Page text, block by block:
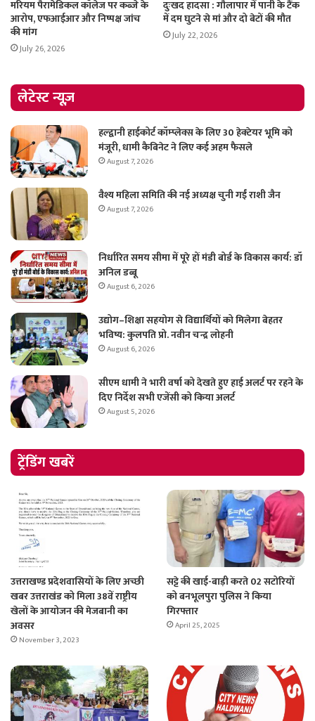
मरियम पैरामेडिकल कॉलेज पर कब्जे के
आरोप, एफआईआर और निष्पक्ष जांच
की मांग
July 26, 2026
दुःखद हादसा : गौलापार में पानी के टैंक
में दम घुटने से मां और दो बेटों की मौत
July 22, 2026
लेटेस्ट न्यूज़
हल्द्वानी हाईकोर्ट कॉम्प्लेक्स के लिए 30 हेक्टेयर भूमि को
मंजूरी, धामी कैबिनेट ने लिए कई अहम फैसले
August 7, 2026
वैश्य महिला समिति की नई अध्यक्ष चुनी गईं राशी जैन
August 7, 2026
निर्धारित समय सीमा में पूरे हों मंडी बोर्ड के विकास कार्य: डॉ
अनिल डब्बू
August 6, 2026
उद्योग–शिक्षा सहयोग से विद्यार्थियों को मिलेगा बेहतर
भविष्य: कुलपति प्रो. नवीन चन्द्र लोहनी
August 6, 2026
सीएम धामी ने भारी वर्षा को देखते हुए हाई अलर्ट पर रहने के
दिए निर्देश सभी एजेंसी को किया अलर्ट
August 5, 2026
ट्रेंडिंग खबरें
उत्तराखण्ड प्रदेशवासियों के लिए अच्छी
खबर उत्तराखंड को मिला 38वें राष्ट्रीय
खेलों के आयोजन की मेजबानी का
अवसर
November 3, 2023
सट्टे की खाई-बाड़ी करते 02 सटोरियों
को बनभूलपुरा पुलिस ने किया
गिरफ्तार
April 25, 2025